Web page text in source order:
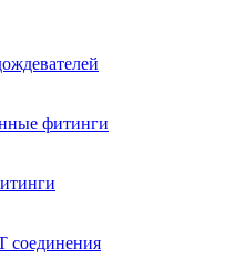
фитинги
соединения